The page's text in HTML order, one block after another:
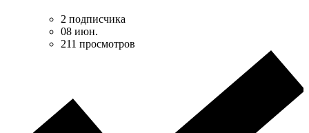
2 подписчика
08 июн.
211 просмотров